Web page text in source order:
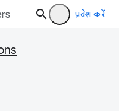
प्रवेश करें